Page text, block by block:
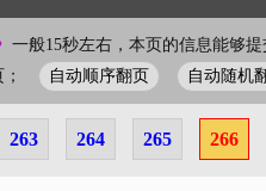
一般15秒左右，本页的信息能够
自动顺序翻页 自动随机
263 264 265 266